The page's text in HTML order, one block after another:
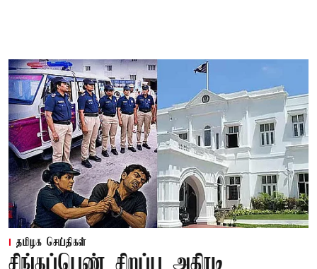
தமிழக செய்திகள்